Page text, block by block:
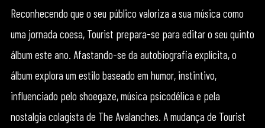
Reconhecendo que o seu público valoriza a sua música como
uma jornada coesa, Tourist prepara-se para editar o seu quinto
álbum este ano. Afastando-se da autobiografia explícita, o
álbum explora um estilo baseado em humor, instintivo,
influenciado pelo shoegaze, música psicodélica e pela
nostalgia colagista de The Avalanches. A mudança de Tourist